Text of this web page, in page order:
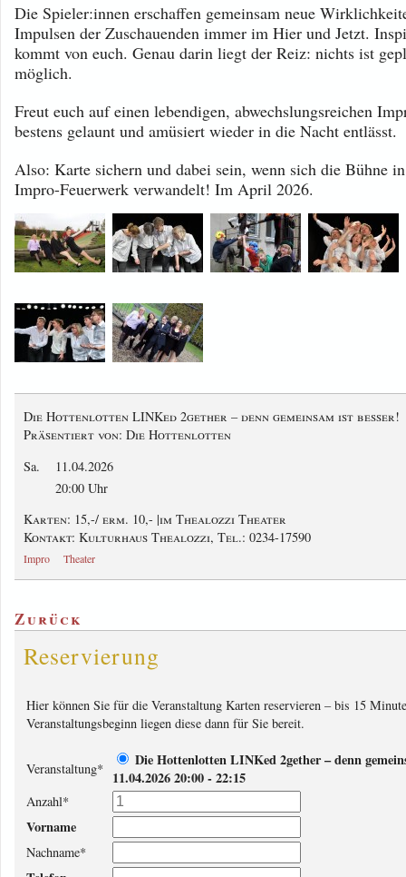
Die Spieler:innen erschaffen gemeinsam neue
Impulsen der Zuschauenden immer im Hier und Jetzt.
kommt von euch. Genau darin liegt der Reiz: nichts ist
möglich.
Freut euch auf einen lebendigen, abwechslungsreichen
bestens gelaunt und amüsiert wieder in die Nacht entlässt.
Also: Karte sichern und dabei sein, wenn sich die Bühne
Impro-Feuerwerk verwandelt! Im April 2026.
Die Hottenlotten LINKed 2gether – denn gemeinsam ist besser!
Präsentiert von: Die Hottenlotten
Sa.
11.04.2026
20:00 Uhr
Karten: 15,-/ erm. 10,- |im Thealozzi Theater
Kontakt: Kulturhaus Thealozzi, Tel.: 0234-17590
Impro Theater
Zurück
Reservierung
Hier können Sie für die Veranstaltung Karten reservieren – bis 15
Veranstaltungsbeginn liegen diese dann für Sie bereit.
Veranstaltung*
Die Hottenlotten LINKed 2gether – denn
11.04.2026 20:00 - 22:15
Anzahl*
Vorname
Nachname*